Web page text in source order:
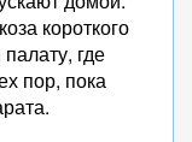
короткого
где
пор, пока